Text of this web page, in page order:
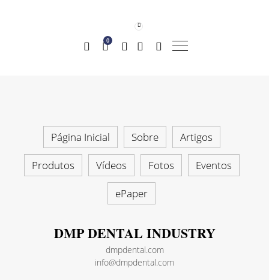
0
Página Inicial Sobre Artigos
Produtos Vídeos Fotos Eventos
ePaper
DMP DENTAL INDUSTRY
dmpdental.com
info@dmpdental.com